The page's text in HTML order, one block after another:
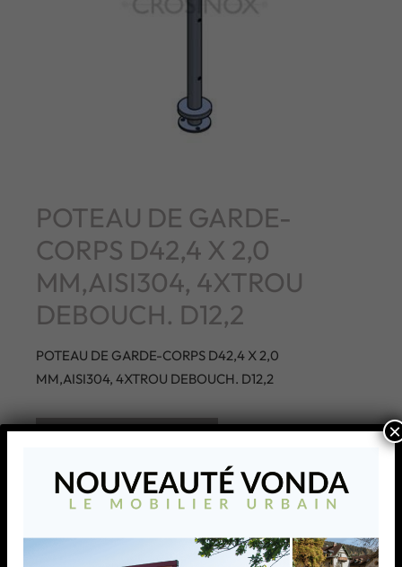
POTEAU DE GARDE-
CORPS D42,4 X 2,0
MM,AISI304, 4XTROU
DEBOUCH. D12,2
POTEAU DE GARDE-CORPS D42,4 X 2,0
MM,AISI304, 4XTROU DEBOUCH. D12,2
×